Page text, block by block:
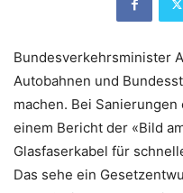
Bundesverkehrsminister
Autobahnen und
machen. Bei
einem Bericht der «Bild
Glasfaserkabel für
Das sehe ein